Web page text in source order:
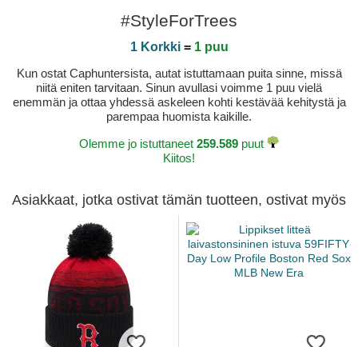
#StyleForTrees
1 Korkki= 1 puu
Kun ostat Caphuntersista, autat istuttamaan puita sinne, missä
niitä eniten tarvitaan. Sinun avullasi voimme 1 puu vielä
enemmän ja ottaa yhdessä askeleen kohti kestävää kehitystä ja
parempaa huomista kaikille.
Olemme jo istuttaneet 259.589 puut
Kiitos!
Asiakkaat, jotka ostivat tämän tuotteen, ostivat myös